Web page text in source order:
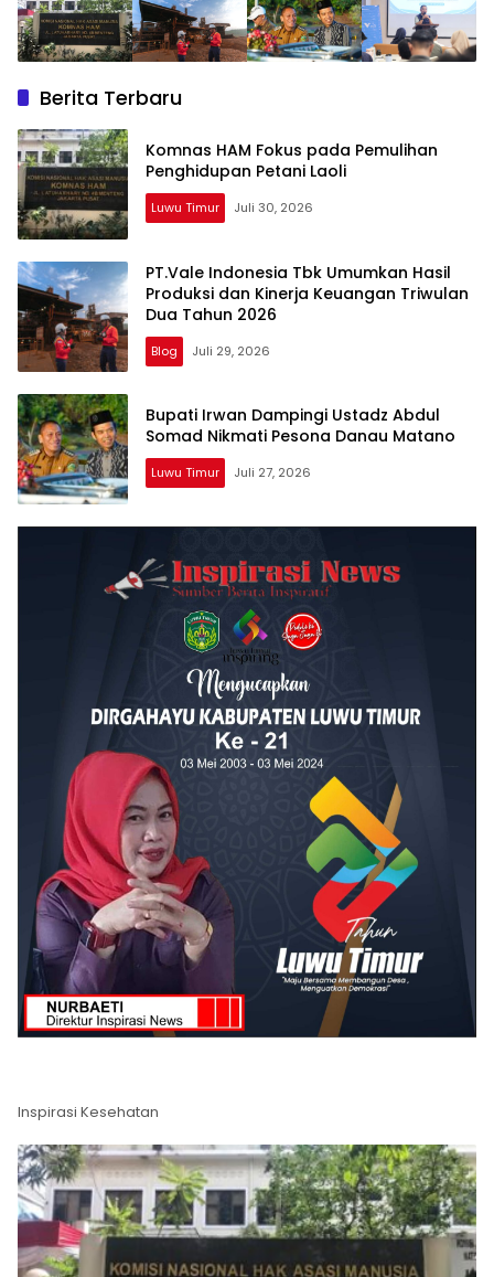
Berita Terbaru
Komnas HAM Fokus pada Pemulihan
Penghidupan Petani Laoli
Luwu Timur Juli 30, 2026
PT.Vale Indonesia Tbk Umumkan Hasil
Produksi dan Kinerja Keuangan Triwulan
Dua Tahun 2026
Blog Juli 29, 2026
Bupati Irwan Dampingi Ustadz Abdul
Somad Nikmati Pesona Danau Matano
Luwu Timur Juli 27, 2026
Inspirasi
Inspirasi Kesehatan